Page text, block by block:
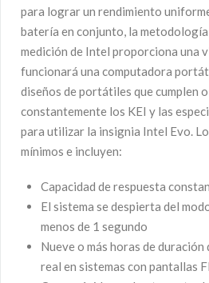
para lograr un rendimiento
batería en conjunto, la metodología
medición de Intel proporciona una
funcionará una computadora
diseños de portátiles que cumplen
constantemente los KEI y las
para utilizar la insignia Intel Evo.
mínimos e incluyen:
Capacidad de respuesta
El sistema se despierta del
menos de 1 segundo
Nueve o más horas de duración
real en sistemas con pantallas